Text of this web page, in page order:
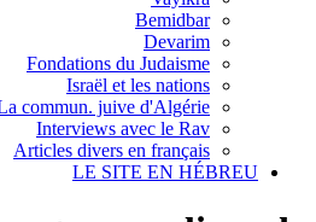
Bemidbar
Devarim
Fondations du Judaisme
Israël et les nations
commun. juive d'Algérie
Interviews avec le Rav
Articles divers en français
LE SITE EN HÉBREU